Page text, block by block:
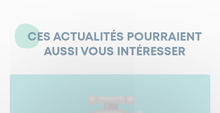
CES ACTUALITÉS POURRAIENT
AUSSI VOUS INTÉRESSER